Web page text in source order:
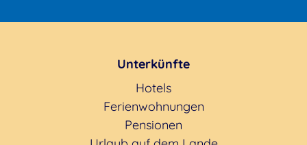
Unterkünfte
Hotels
Ferienwohnungen
Pensionen